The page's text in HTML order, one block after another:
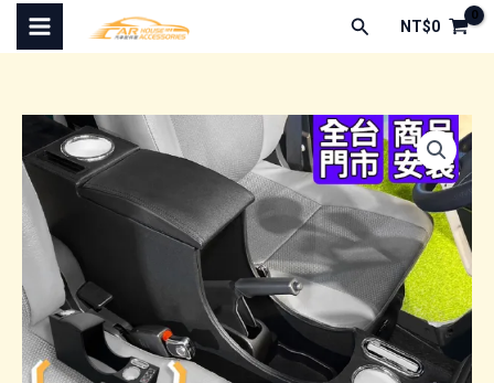
搜
尋
NT$0